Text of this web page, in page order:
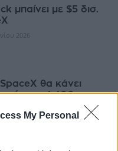
My Personal
μπαίνει με $5 δισ.
2026
θα κάνει
4.400 νυν
2026